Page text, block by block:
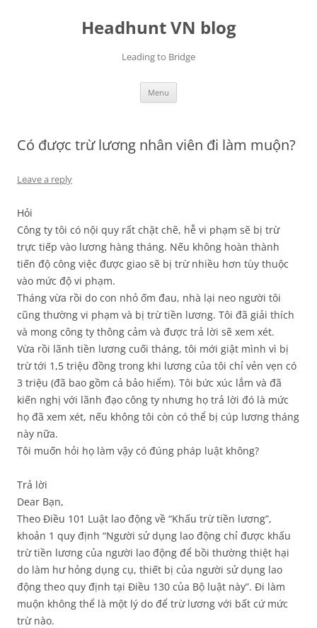
Headhunt VN blog
Leading to Bridge
Menu
Có được trừ lương nhân viên đi làm muộn?
Leave a reply
Hỏi
Công ty tôi có nội quy rất chặt chẽ, hễ vi phạm sẽ bị trừ
trực tiếp vào lương hàng tháng. Nếu không hoàn thành
tiến độ công việc được giao sẽ bị trừ nhiều hơn tùy thuộc
vào mức độ vi phạm.
Tháng vừa rồi do con nhỏ ốm đau, nhà lại neo người tôi
cũng thường vi phạm và bị trừ tiền lương. Tôi đã giải thích
và mong công ty thông cảm và được trả lời sẽ xem xét.
Vừa rồi lãnh tiền lương cuối tháng, tôi mới giật mình vì bị
trừ tới 1,5 triệu đồng trong khi lương của tôi chỉ vẻn vẹn có
3 triệu (đã bao gồm cả bảo hiểm). Tôi bức xúc lắm và đã
kiến nghị với lãnh đạo công ty nhưng họ trả lời đó là mức
họ đã xem xét, nếu không tôi còn có thể bị cúp lương tháng
này nữa.
Tôi muốn hỏi họ làm vậy có đúng pháp luật không?
Trả lời
Dear Bạn,
Theo Điều 101 Luật lao động về “Khấu trừ tiền lương”,
khoản 1 quy định “Người sử dụng lao động chỉ được khấu
trừ tiền lương của người lao động để bồi thường thiệt hại
do làm hư hỏng dụng cụ, thiết bị của người sử dụng lao
động theo quy định tại Điều 130 của Bộ luật này”. Đi làm
muộn không thể là một lý do để trừ lương với bất cứ mức
trừ nào.